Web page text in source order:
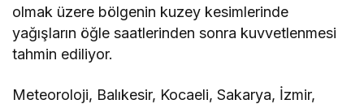
olmak üzere bölgenin kuzey kesimlerinde
yağışların öğle saatlerinden sonra kuvvetlenmesi
tahmin ediliyor.
Meteoroloji, Balıkesir, Kocaeli, Sakarya, İzmir,